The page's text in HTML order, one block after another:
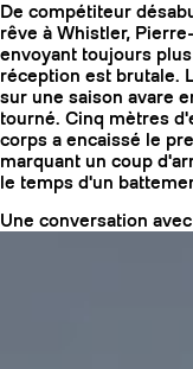
De compétiteur
rêve à Whistler,
envoyant toujours
réception est brutale.
sur une saison avare
tourné. Cinq mètres
corps a encaissé le
marquant un coup
le temps d'un
Une conversation